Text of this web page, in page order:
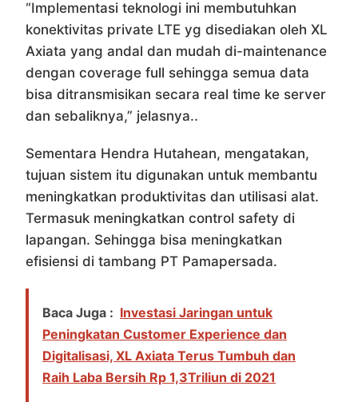
“Implementasi teknologi ini membutuhkan
konektivitas private LTE yg disediakan oleh XL
Axiata yang andal dan mudah di-maintenance
dengan coverage full sehingga semua data
bisa ditransmisikan secara real time ke server
dan sebaliknya,” jelasnya..
Sementara Hendra Hutahean, mengatakan,
tujuan sistem itu digunakan untuk membantu
meningkatkan produktivitas dan utilisasi alat.
Termasuk meningkatkan control safety di
lapangan. Sehingga bisa meningkatkan
efisiensi di tambang PT Pamapersada.
Baca Juga : Investasi Jaringan untuk
Peningkatan Customer Experience dan
Digitalisasi, XL Axiata Terus Tumbuh dan
Raih Laba Bersih Rp 1,3Triliun di 2021